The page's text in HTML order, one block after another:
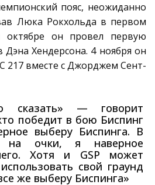
пояс, неожиданно
Люка Рокхольда в первом
он провел первую
Хендерсона. 4 ноября он
217 вместе с Джорджем Сент-
сказать» — говорит
победит в бою Биспинг
выберу Биспинга. В
на очки, я наверное
Хотя и GSP может
свой граунд
же выберу Биспинга»